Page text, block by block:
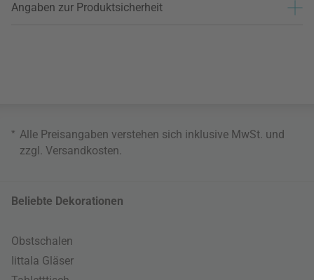
Angaben zur Produktsicherheit
* Alle Preisangaben verstehen sich inklusive MwSt. und
zzgl. Versandkosten
Beliebte Dekorationen
Obstschalen
Iittala Gläser